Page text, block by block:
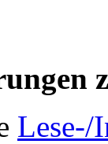
Lese-/